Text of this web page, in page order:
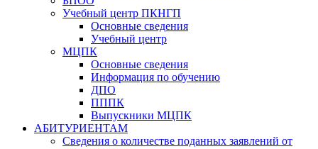
Учебный центр ПКНГП
Основные сведения
Учебный центр
МЦПК
Основные сведения
Информация по обучению
ДПО
ПППК
Выпускники МЦПК
АБИТУРИЕНТАМ
Сведения о количестве поданных заявлений от